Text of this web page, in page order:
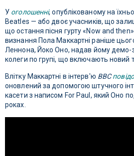
У оголошенні, опублікованому на
Beatles — або двоє учасників, що
що остання пісня гурту «Now and
визнання Пола Маккартні раніше
Леннона, Йоко Оно, надав йому демо-
колеги по групі, що включають новий
Влітку Маккартні в інтерв'ю BBC
оновлений за допомогою штучного
касети з написом For Paul, який Оно
роках.